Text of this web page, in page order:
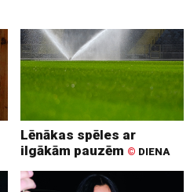
Lēnākas spēles ar
ilgākām pauzēm © DIENA